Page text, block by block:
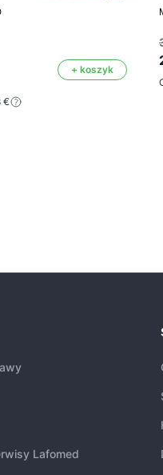
+ koszyk
€
Lafomed